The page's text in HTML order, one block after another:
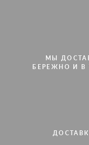
МЫ
БЕРЕЖНО И В